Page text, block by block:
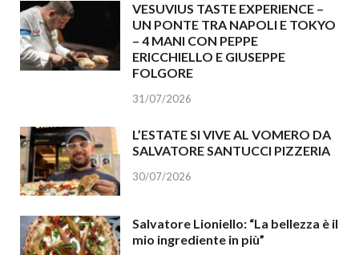
VESUVIUS TASTE EXPERIENCE –
UN PONTE TRA NAPOLI E TOKYO
– 4 MANI CON PEPPE
ERICCHIELLO E GIUSEPPE
FOLGORE
31/07/2026
L’ESTATE SI VIVE AL VOMERO DA
SALVATORE SANTUCCI PIZZERIA
30/07/2026
Salvatore Lioniello: “La bellezza è il
mio ingrediente in più”